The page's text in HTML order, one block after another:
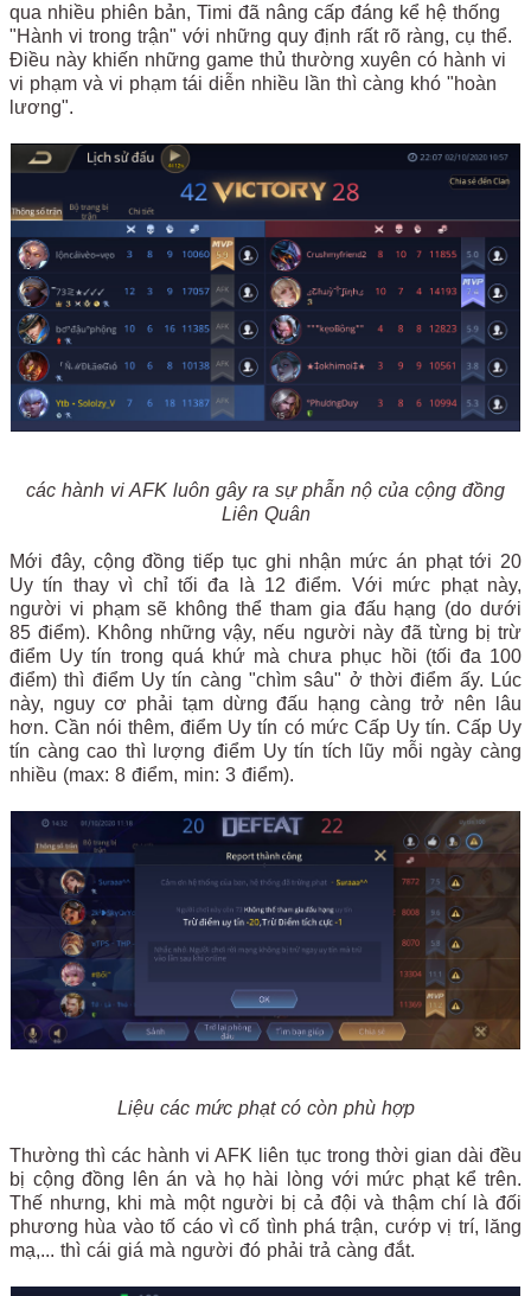
qua nhiều phiên bản, Timi đã nâng cấp đáng kể hệ thống
"Hành vi trong trận" với những quy định rất rõ ràng, cụ thể.
Điều này khiến những game thủ thường xuyên có hành vi
vi phạm và vi phạm tái diễn nhiều lần thì càng khó "hoàn
lương".
các hành vi AFK luôn gây ra sự phẫn nộ của cộng đồng
Liên Quân
Mới đây, cộng đồng tiếp tục ghi nhận mức án phạt tới 20
Uy tín thay vì chỉ tối đa là 12 điểm. Với mức phạt này,
người vi phạm sẽ không thể tham gia đấu hạng (do dưới
85 điểm). Không những vậy, nếu người này đã từng bị trừ
điểm Uy tín trong quá khứ mà chưa phục hồi (tối đa 100
điểm) thì điểm Uy tín càng "chìm sâu" ở thời điểm ấy. Lúc
này, nguy cơ phải tạm dừng đấu hạng càng trở nên lâu
hơn. Cần nói thêm, điểm Uy tín có mức Cấp Uy tín. Cấp Uy
tín càng cao thì lượng điểm Uy tín tích lũy mỗi ngày càng
nhiều (max: 8 điểm, min: 3 điểm).
Liệu các mức phạt có còn phù hợp
Thường thì các hành vi AFK liên tục trong thời gian dài đều
bị cộng đồng lên án và họ hài lòng với mức phạt kể trên.
Thế nhưng, khi mà một người bị cả đội và thậm chí là đối
phương hùa vào tố cáo vì cố tình phá trận, cướp vị trí, lăng
mạ,... thì cái giá mà người đó phải trả càng đắt.